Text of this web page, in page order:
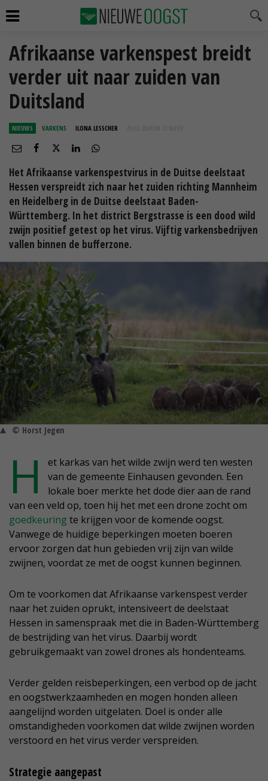
Afrikaanse varkenspest breidt
verder uit naar zuiden van
Duitsland
NIEUWS VARKENS ILONA LESSCHER 29 JUL 2024 OM 13:16
Het Afrikaanse varkenspestvirus in de Duitse deelstaat
Hessen verspreidt zich naar het zuiden richting Mannheim
en Heidelberg in de Duitse deelstaat Baden-
Württemberg. In het district Bergstrasse is een dood wild
zwijn positief getest op het virus. Vijftig varkensbedrijven
vallen binnen de bufferzone.
© Horst Jegen
H
et karkas van het wilde zwijn werd ten westen
van de gemeente Einhausen gevonden. Een
lokale boer merkte het dode dier aan de rand
van een veld op, toen hij het met een drone zocht om
goedkeuring te krijgen voor de komende oogst.
Vanwege de huidige beperkingen moeten boeren
ervoor zorgen dat hun gebieden vrij zijn van wilde
zwijnen, voordat ze met de oogst kunnen beginnen.
Om te voorkomen dat Afrikaanse varkenspest verder
naar het zuiden oprukt, intensiveert de deelstaat
Hessen in samenspraak met die in Baden-Württemberg
de bestrijding van het virus. Daarbij wordt
gebruikgemaakt van zowel drones als hondenteams.
Verder gelden reisbeperkingen, een verbod op de jacht
en oogstwerkzaamheden en mogen honden alleen
aangelijnd worden uitgelaten. Doel is onder alle
omstandigheden voorkomen dat wilde zwijnen worden
verstoord en het virus verder verspreiden.
Strategie aangepast